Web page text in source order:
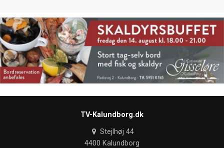
TV-Kalundborg.dk
Stejlhøj 44
4400 Kalundborg